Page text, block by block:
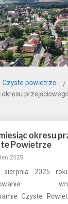
Czyste powietrze
okresu
okresu
Powietrze
2025
sierpnia 2025
Czyste